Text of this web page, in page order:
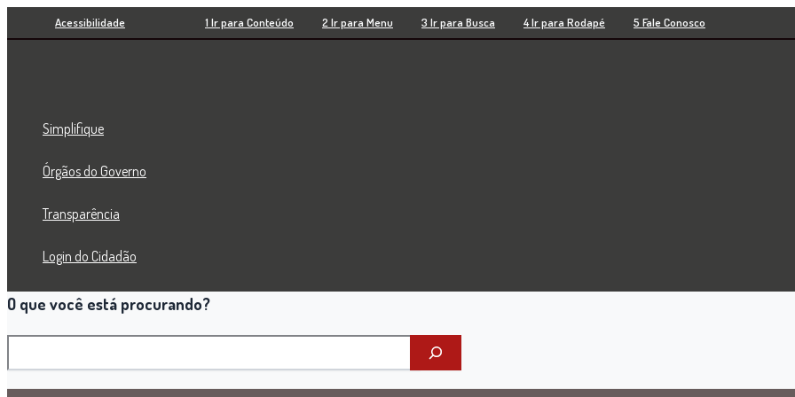
Ir
para
Acessibilidade 1 Ir para Conteúdo 2 Ir para Menu 3 Ir para Busca 4 Ir para Rodapé 5 Fale Conosco
Simplifique
Órgãos do Governo
Transparência
Login do Cidadão
O que você está procurando?
Pesquisar